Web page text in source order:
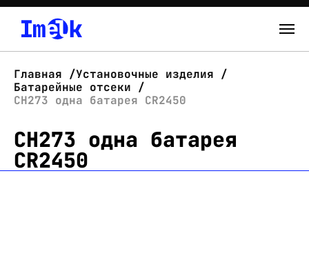
О нас
Новости
Склад
Главная
Установочные изделия
Батарейные отсеки
CH273 одна батарея CR2450
CH273 одна батарея
CR2450